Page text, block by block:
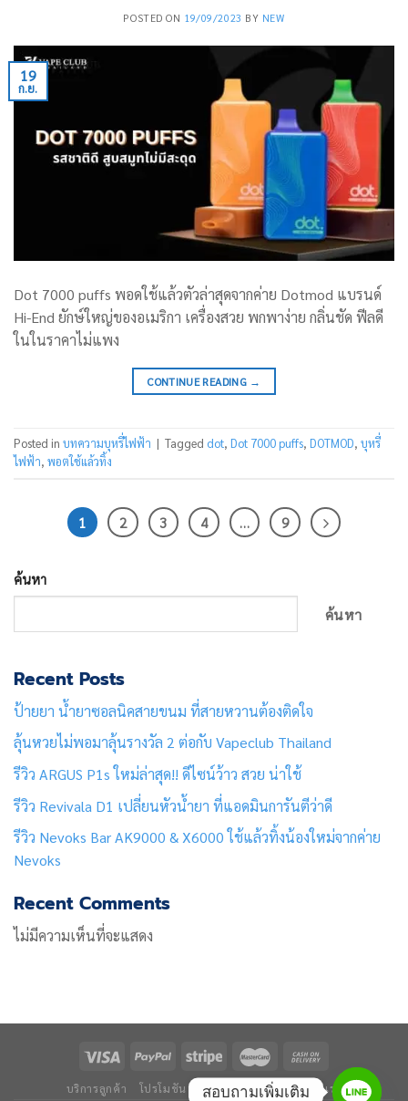
POSTED ON 19/09/2023 BY NEW
19
ก.ย.
Dot 7000 puffs พอดใช้แล้วตัวล่าสุดจากค่าย Dotmod แบรนด์
Hi-End ยักษ์ใหญ่ของอเมริกา เครื่องสวย พกพาง่าย กลิ่นชัด ฟีลดี
ในในราคาไม่แพง
CONTINUE READING →
Posted in บทความบุหรี่ไฟฟ้า | Tagged dot, Dot 7000 puffs, DOTMOD, บุหรี่
ไฟฟ้า, พอตใช้แล้วทิ้ง
1 2 3 4 … 9
ค้นหา
ค้นหา
Recent Posts
ป้ายยา น้ำยาซอลนิคสายขนม ที่สายหวานต้องติดใจ
ลุ้นหวยไม่พอมาลุ้นรางวัล 2 ต่อกับ Vapeclub Thailand
รีวิว ARGUS P1s ใหม่ล่าสุด!! ดีไซน์ว้าว สวย น่าใช้
รีวิว Revivala D1 เปลี่ยนหัวน้ำยา ที่แอดมินการันตีว่าดี
รีวิว Nevoks Bar AK9000 & X6000 ใช้แล้วทิ้งน้องใหม่จากค่าย
Nevoks
Recent Comments
ไม่มีความเห็นที่จะแสดง
บริการลูกค้า โปรโมชัน ข่าวและบทความ ติดต่อเรา
สอบถามเพิ่มเติม